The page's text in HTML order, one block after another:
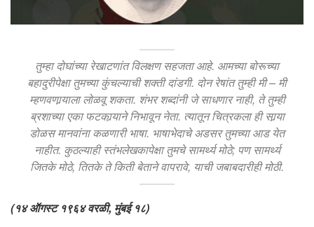
तुम्हा दोघांच्या रेखाटणांत विलक्षण सहजता आहे. आमच्या बोरूच्या
बहादुरीपेक्षा तुमच्या कुंचल्याची शक्ती दांडगी. दोन रेषांत तुम्ही मी – मी
म्हणवणार्‍याला लोळवू शकता. शंभर शब्दांनी जे साधणार नाही, ते तुम्ही
ब्रशाच्या एका फटकार्‍याने निभावून नेता. त्यातून चित्रकला ही सार्‍या
डोळस मानवांना कळणारी भाषा. भाषाभेदाचे अडसर तुमच्या आड येत
नाहीत. कुठल्याही स्तंभलेखकापेक्षा तुमचे सामर्थ्य मोठे; पण सामर्थ्य
जितके मोठे, तितके ते किती बेताने वापरावे, याची जबाबदारीही मोठी.
(१४ ऑगस्ट १९६४ वरळी, मुंबई १८)